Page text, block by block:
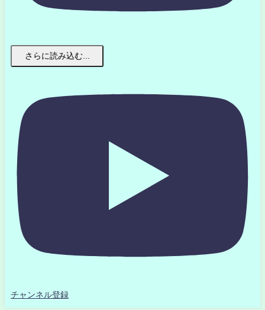
さらに読み込む...
チャンネル登録